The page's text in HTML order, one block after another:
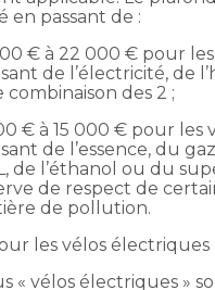
en passant de :
€ à 22 000 € pour
de l’électricité, de
combinaison des 2 ;
€ à 15 000 € pour les
de l’essence, du
de l’éthanol ou du
de respect de
de pollution.
les vélos électriques
« vélos électriques »